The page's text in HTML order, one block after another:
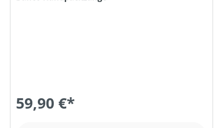
59,90 €*